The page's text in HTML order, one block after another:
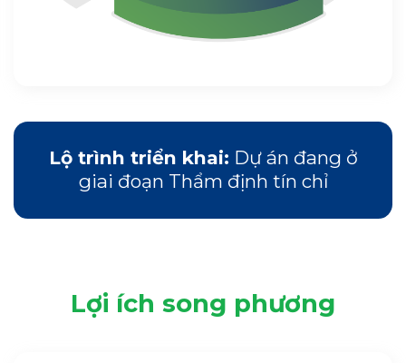
Lộ trình triển khai: Dự án đang ở
giai đoạn Thẩm định tín chỉ
Lợi ích song phương